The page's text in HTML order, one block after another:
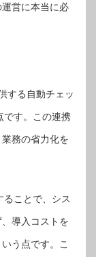
営に本当に必
する自動チェッ
です。この連携
務の省力化を
ことで、シス
導入コストを
う点です。こ